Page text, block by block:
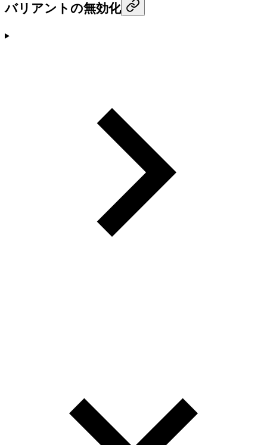
バリアントの無効化